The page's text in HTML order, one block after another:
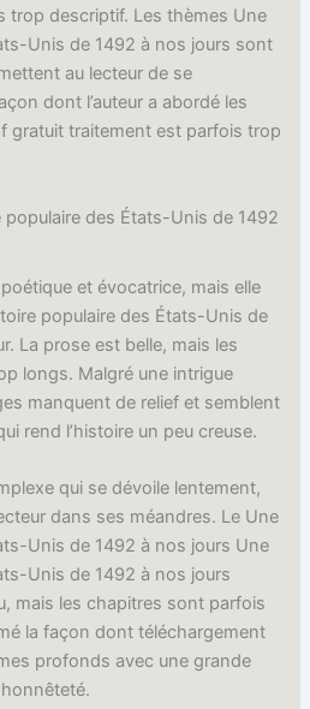
trop descriptif. Les thèmes Une
Unis de 1492 à nos jours sont
au lecteur de se
dont l’auteur a abordé les
gratuit traitement est parfois trop
populaire des États-Unis de 1492
et évocatrice, mais elle
populaire des États-Unis de
La prose est belle, mais les
longs. Malgré une intrigue
manquent de relief et semblent
rend l’histoire un peu creuse.
qui se dévoile lentement,
dans ses méandres. Le Une
Unis de 1492 à nos jours Une
Unis de 1492 à nos jours
mais les chapitres sont parfois
la façon dont téléchargement
profonds avec une grande